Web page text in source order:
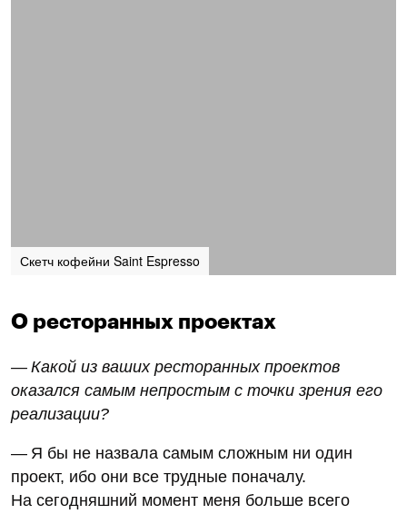
Скетч кофейни Saint Espresso
О ресторанных проектах
— Какой из ваших ресторанных проектов
оказался самым непростым с точки зрения его
реализации?
— Я бы не назвала самым сложным ни один
проект, ибо они все трудные поначалу.
На сегодняшний момент меня больше всего